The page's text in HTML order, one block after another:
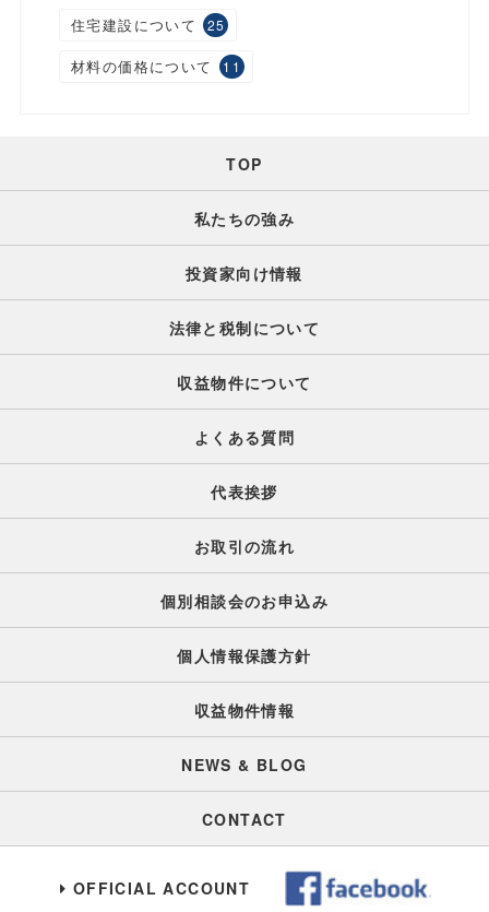
住宅建設について 25
材料の価格について 11
TOP
私たちの強み
投資家向け情報
法律と税制について
収益物件について
よくある質問
代表挨拶
お取引の流れ
個別相談会のお申込み
個人情報保護方針
収益物件情報
NEWS & BLOG
CONTACT
OFFICIAL ACCOUNT